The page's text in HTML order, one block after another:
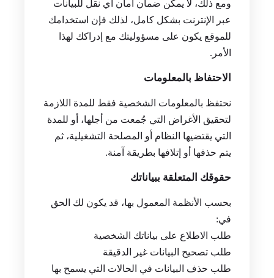
ومع ذلك، لا يمكن ضمان أمان أي نقل للبيانات
عبر الإنترنت بشكل كامل، لذلك فإن استخدامك
للموقع يكون على مسؤوليتك مع إدراكك لهذا
الأمر.
الاحتفاظ بالمعلومات
نحتفظ بالمعلومات الشخصية فقط للمدة اللازمة
لتحقيق الأغراض التي جُمعت من أجلها، أو للمدة
التي يقتضيها النظام أو المصلحة التشغيلية، ثم
يتم حذفها أو إتلافها بطريقة آمنة.
حقوقك المتعلقة ببياناتك
بحسب الأنظمة المعمول بها، قد يكون لك الحق
في:
طلب الاطلاع على بياناتك الشخصية
طلب تصحيح البيانات غير الدقيقة
طلب حذف البيانات في الحالات التي يسمح بها